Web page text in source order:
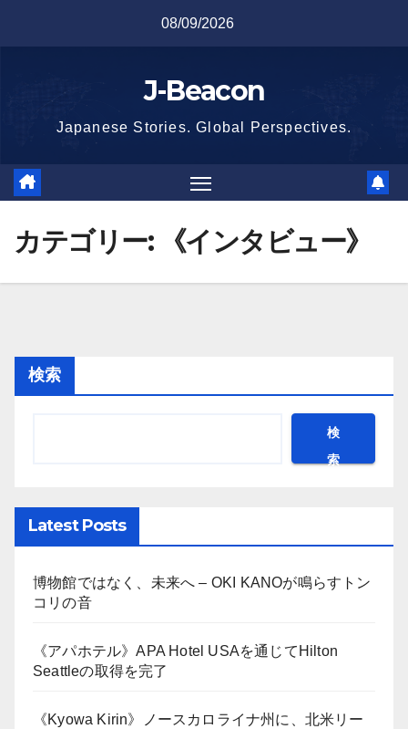
08/09/2026
J-Beacon
Japanese Stories. Global Perspectives.
カテゴリー: 《インタビュー》
検索
検
索
Latest Posts
博物館ではなく、未来へ – OKI KANOが鳴らすトン
コリの音
《アパホテル》APA Hotel USAを通じてHilton
Seattleの取得を完了
《Kyowa Kirin》ノースカロライナ州に、北米リー